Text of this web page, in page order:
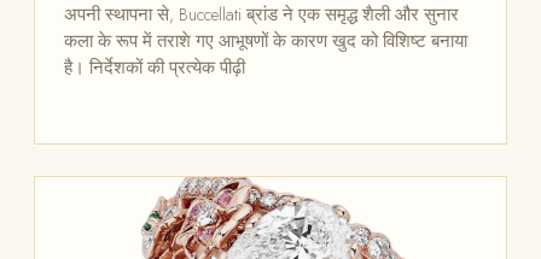
अपनी स्थापना से, Buccellati ब्रांड ने एक समृद्ध शैली और सुनार
कला के रूप में तराशे गए आभूषणों के कारण खुद को विशिष्ट बनाया
है। निर्देशकों की प्रत्येक पीढ़ी